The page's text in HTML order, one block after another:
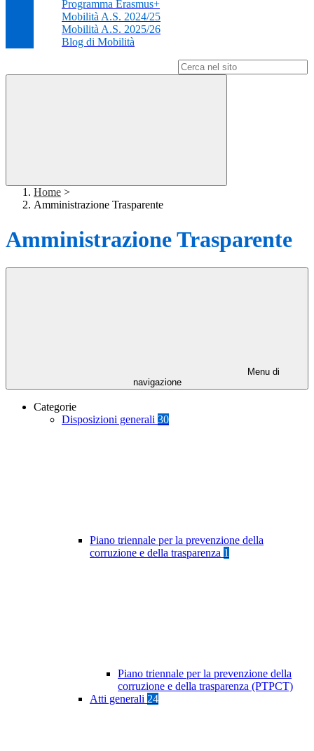
Programma Erasmus+
Mobilità A.S. 2024/25
Mobilità A.S. 2025/26
Blog di Mobilità
Home >
Amministrazione Trasparente
Amministrazione Trasparente
Menu di
navigazione
Categorie
Disposizioni generali 30
Piano triennale per la prevenzione della
corruzione e della trasparenza 1
Piano triennale per la prevenzione della
corruzione e della trasparenza (PTPCT)
Atti generali 24